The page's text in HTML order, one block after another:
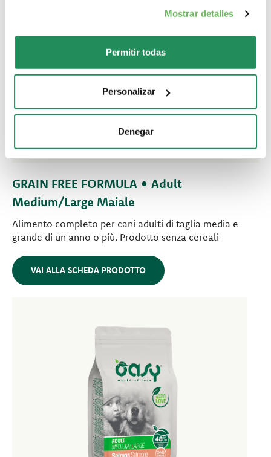
Mostrar detalles
Permitir todas
Personalizar
Denegar
GRAIN FREE FORMULA • Adult
Medium/Large Maiale
Alimento completo per cani adulti di taglia media e
grande di un anno o più. Prodotto senza cereali
VAI ALLA SCHEDA PRODOTTO